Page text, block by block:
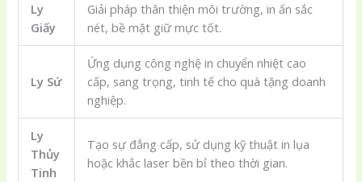
Ly
Giấy
Giải pháp thân thiện môi trường, in ấn sắc
nét, bề mặt giữ mực tốt.
Ly Sứ
Ứng dụng công nghệ in chuyển nhiệt cao
cấp, sang trọng, tinh tế cho quà tặng doanh
nghiệp.
Ly
Thủy
Tinh
Tạo sự đẳng cấp, sử dụng kỹ thuật in lụa
hoặc khắc laser bền bỉ theo thời gian.